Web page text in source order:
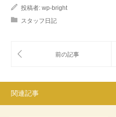
投稿者: wp-bright
スタッフ日記
関連記事